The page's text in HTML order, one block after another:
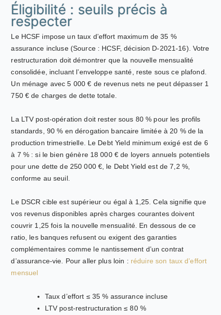
Éligibilité : seuils précis à
respecter
Le HCSF impose un taux d’effort maximum de 35 %
assurance incluse (Source : HCSF, décision D-2021-16). Votre
restructuration doit démontrer que la nouvelle mensualité
consolidée, incluant l’enveloppe santé, reste sous ce plafond.
Un ménage avec 5 000 € de revenus nets ne peut dépasser 1
750 € de charges de dette totale.
La LTV post-opération doit rester sous 80 % pour les profils
standards, 90 % en dérogation bancaire limitée à 20 % de la
production trimestrielle. Le Debt Yield minimum exigé est de 6
à 7 % : si le bien génère 18 000 € de loyers annuels potentiels
pour une dette de 250 000 €, le Debt Yield est de 7,2 %,
conforme au seuil.
Le DSCR cible est supérieur ou égal à 1,25. Cela signifie que
vos revenus disponibles après charges courantes doivent
couvrir 1,25 fois la nouvelle mensualité. En dessous de ce
ratio, les banques refusent ou exigent des garanties
complémentaires comme le nantissement d’un contrat
d’assurance-vie. Pour aller plus loin : réduire son taux d’effort
mensuel
Taux d’effort ≤ 35 % assurance incluse
LTV post-restructuration ≤ 80 %